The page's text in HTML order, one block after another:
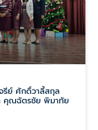
ย์ ศักดิ์วาลี้สกุล
คุณฉัตรชัย พิมาทัย